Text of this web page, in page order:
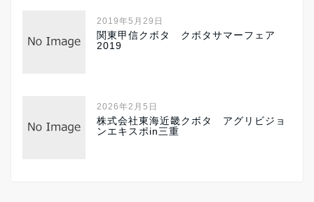
2019年5月29日
関東甲信クボタ クボタサマーフェア
2019
2026年2月5日
株式会社東海近畿クボタ アグリビジョ
ンエキスポin三重